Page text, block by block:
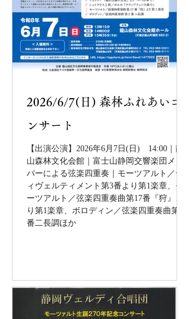
2026/6/7(日) 森林ふれあいコ
ンサート
【出演公演】2026年6月7日(日) 14:00｜龍
山森林文化会館｜富士山静岡交響楽団メン
バーによる弦楽四重奏｜モーツアルト／デ
ィヴェルティメント第3番より第1楽章、モ
ーツアルト／弦楽四重奏曲第17番『狩』よ
り第1楽章、ボロディン／弦楽四重奏曲第2
番二長調ほか